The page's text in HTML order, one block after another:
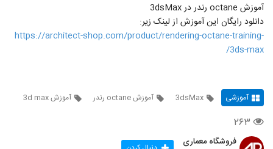
آموزش octane رندر در 3dsMax
دانلود رایگان این آموزش از لینک زیر:
https://architect-shop.com/product/rendering-octane-training-
3ds-max/
آموزشی 3dsMax آموزش octane رندر آموزش 3d max
۲۶۳
فروشگاه معماری